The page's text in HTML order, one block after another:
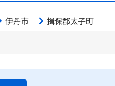
伊丹市
揖保郡太子町